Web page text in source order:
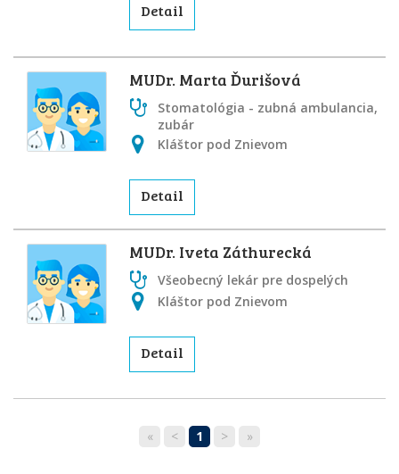
Detail
MUDr. Marta Ďurišová
Stomatológia - zubná ambulancia,
zubár
Kláštor pod Znievom
Detail
MUDr. Iveta Záthurecká
Všeobecný lekár pre dospelých
Kláštor pod Znievom
Detail
« < 1 > »